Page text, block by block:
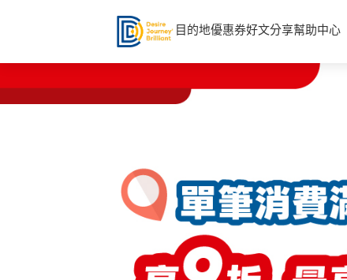
目的地優惠券好文分享幫助中心
往
連